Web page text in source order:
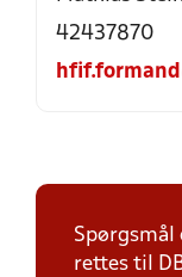
42437870
Spørgsmål
rettes til